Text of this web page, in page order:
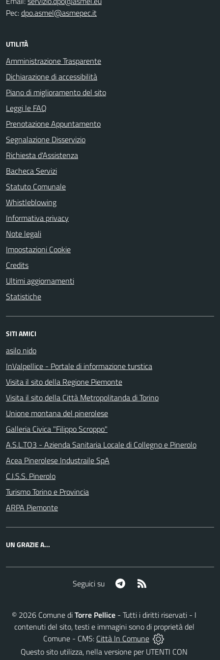
Pec:dpo.asmel@asmepec.it
UTILITÀ
Amministrazione Trasparente
Dichiarazione di accessibilità
Piano di miglioramento del sito
Leggi le FAQ
Prenotazione Appuntamento
Segnalazione Disservizio
Richiesta d'Assistenza
Bacheca Servizi
Statuto Comunale
Whistleblowing
Informativa privacy
Note legali
Impostazioni Cookie
Credits
Ultimi aggiornamenti
Statistiche
SITI AMICI
asilo nido
InValpellice - Portale di informazione turstica
Visita il sito della Regione Piemonte
Visita il sito della Città Metropolitanda di Torino
Unione montana del pinerolese
Galleria Civica "Filippo Scroppo"
A.S.L.TO3 - Azienda Sanitaria Locale di Collegno e Pinerolo
Acea Pinerolese Industraile SpA
C.I.S.S. Pinerolo
Turismo Torino e Provincia
ARPA Piemonte
UN GRAZIE A...
Seguici su Telegram
© 2026 Comune diTorre Pellice - Tutti i diritti riservati - I
contenuti del sito, testi e immagini sono di proprietà del
Comune - CMS: Città In Comune
Questo sito utilizza, nella versione per UTENTI CON